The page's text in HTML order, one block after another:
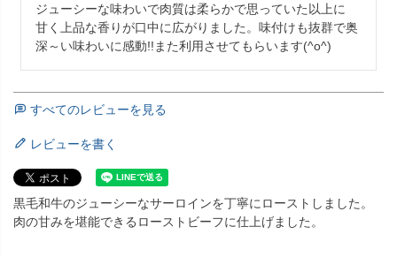
ジューシーな味わいで肉質は柔らかで思っていた以上に
甘く上品な香りが口中に広がりました。味付けも抜群で奥
深～い味わいに感動!!また利用させてもらいます(^o^)
すべてのレビューを見る
レビューを書く
黒毛和牛のジューシーなサーロインを丁寧にローストしました。
肉の甘みを堪能できるローストビーフに仕上げました。